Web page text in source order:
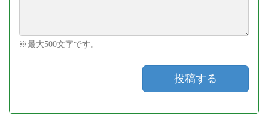
※最大500文字です。